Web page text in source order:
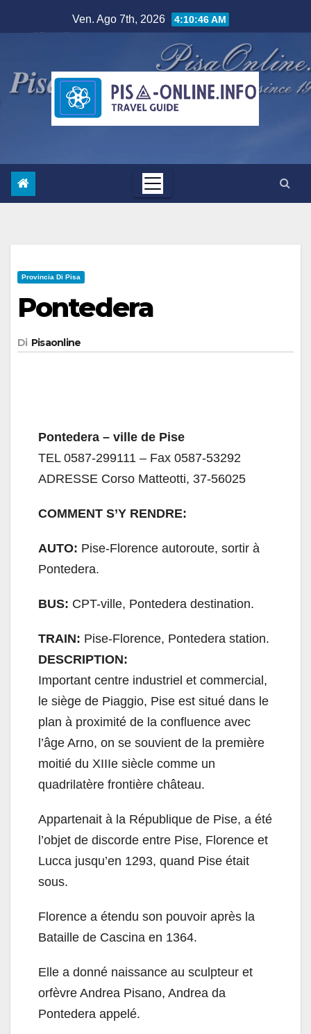
al
Ven. Ago 7th, 2026 4:10:47 AM
Provincia Di Pisa
Pontedera
Di Pisaonline
Pontedera – ville de Pise
TEL 0587-299111 – Fax 0587-53292
ADRESSE Corso Matteotti, 37-56025
COMMENT S’Y RENDRE:
AUTO: Pise-Florence autoroute, sortir à
Pontedera.
BUS: CPT-ville, Pontedera destination.
TRAIN: Pise-Florence, Pontedera station.
DESCRIPTION:
Important centre industriel et commercial,
le siège de Piaggio, Pise est situé dans le
plan à proximité de la confluence avec
l’âge Arno, on se souvient de la première
moitié du XIIIe siècle comme un
quadrilatère frontière château.
Appartenait à la République de Pise, a été
l’objet de discorde entre Pise, Florence et
Lucca jusqu’en 1293, quand Pise était
sous.
Florence a étendu son pouvoir après la
Bataille de Cascina en 1364.
Elle a donné naissance au sculpteur et
orfèvre Andrea Pisano, Andrea da
Pontedera appelé.